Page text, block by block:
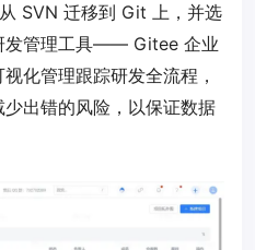
SVN 迁移到 Git 上，并选
发管理工具—— Gitee 企业
化管理跟踪研发全流程，
出错的风险，以保证数据